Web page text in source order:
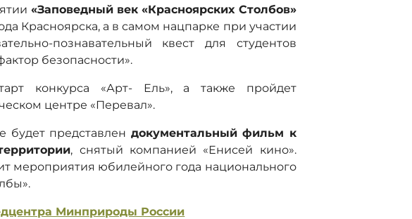
«Заповедный век «Красноярских Столбов»
Красноярска, а в самом нацпарке при участии
познавательный квест для студентов
безопасности».
конкурса «Арт- Ель», а также пройдет
центре «Перевал».
будет представлен документальный фильм к
, снятый компанией «Енисей кино».
мероприятия юбилейного года национального
Минприроды России